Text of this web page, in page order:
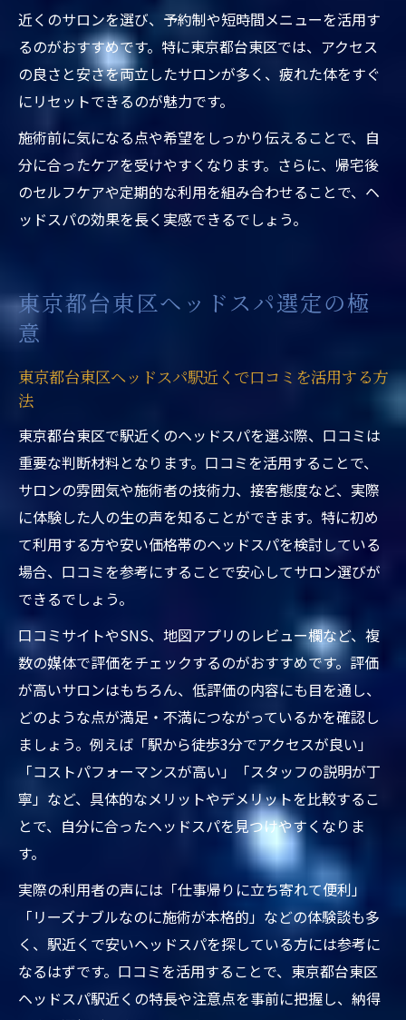
法
近くのサロンを選び、予約制や短時間メニューを活用す
るのがおすすめです。特に東京都台東区では、アクセス
の良さと安さを両立したサロンが多く、疲れた体をすぐ
にリセットできるのが魅力です。
施術前に気になる点や希望をしっかり伝えることで、自
分に合ったケアを受けやすくなります。さらに、帰宅後
のセルフケアや定期的な利用を組み合わせることで、ヘ
ッドスパの効果を長く実感できるでしょう。
東京都台東区ヘッドスパ選定の極
意
東京都台東区ヘッドスパ駅近くで口コミを活用する方
法
東京都台東区で駅近くのヘッドスパを選ぶ際、口コミは
重要な判断材料となります。口コミを活用することで、
サロンの雰囲気や施術者の技術力、接客態度など、実際
に体験した人の生の声を知ることができます。特に初め
て利用する方や安い価格帯のヘッドスパを検討している
場合、口コミを参考にすることで安心してサロン選びが
できるでしょう。
口コミサイトやSNS、地図アプリのレビュー欄など、複
数の媒体で評価をチェックするのがおすすめです。評価
が高いサロンはもちろん、低評価の内容にも目を通し、
どのような点が満足・不満につながっているかを確認し
ましょう。例えば「駅から徒歩3分でアクセスが良い」
「コストパフォーマンスが高い」「スタッフの説明が丁
寧」など、具体的なメリットやデメリットを比較するこ
とで、自分に合ったヘッドスパを見つけやすくなりま
す。
実際の利用者の声には「仕事帰りに立ち寄れて便利」
「リーズナブルなのに施術が本格的」などの体験談も多
く、駅近くで安いヘッドスパを探している方には参考に
なるはずです。口コミを活用することで、東京都台東区
ヘッドスパ駅近くの特長や注意点を事前に把握し、納得